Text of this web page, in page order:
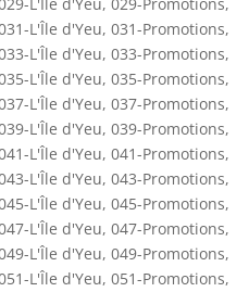
L'Île d'Yeu, 031-Promotions,
L'Île d'Yeu, 033-Promotions,
L'Île d'Yeu, 035-Promotions,
L'Île d'Yeu, 037-Promotions,
L'Île d'Yeu, 039-Promotions,
L'Île d'Yeu, 041-Promotions,
L'Île d'Yeu, 043-Promotions,
L'Île d'Yeu, 045-Promotions,
L'Île d'Yeu, 047-Promotions,
L'Île d'Yeu, 049-Promotions,
L'Île d'Yeu, 051-Promotions,